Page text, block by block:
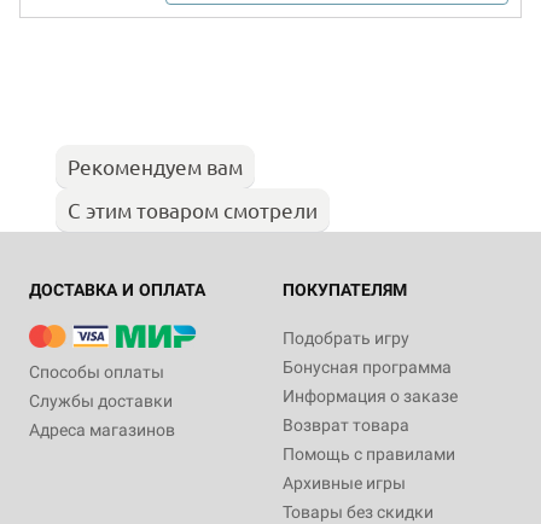
Рекомендуем вам
С этим товаром смотрели
ДОСТАВКА И ОПЛАТА
Способы оплаты
Службы доставки
Адреса магазинов
ПОКУПАТЕЛЯМ
Подобрать игру
Бонусная программа
Информация о заказе
Возврат товара
Помощь с правилами
Архивные игры
Товары без скидки